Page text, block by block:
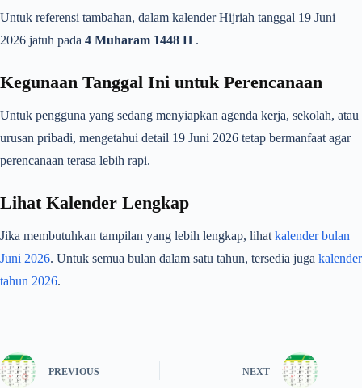
Untuk referensi tambahan, dalam kalender Hijriah tanggal 19 Juni
2026 jatuh pada 4 Muharam 1448 H .
Kegunaan Tanggal Ini untuk Perencanaan
Untuk pengguna yang sedang menyiapkan agenda kerja, sekolah, atau
urusan pribadi, mengetahui detail 19 Juni 2026 tetap bermanfaat agar
perencanaan terasa lebih rapi.
Lihat Kalender Lengkap
Jika membutuhkan tampilan yang lebih lengkap, lihat kalender bulan
Juni 2026. Untuk semua bulan dalam satu tahun, tersedia juga kalender
tahun 2026.
PREVIOUS NEXT